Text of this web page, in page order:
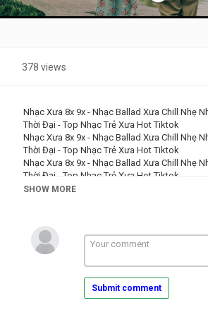
378 views
Nhạc Xưa 8x 9x - Nhạc Ballad Xưa Chill Nhẹ
Thời Đại - Top Nhạc Trẻ Xưa Hot Tiktok
Nhạc Xưa 8x 9x - Nhạc Ballad Xưa Chill Nhẹ
Thời Đại - Top Nhạc Trẻ Xưa Hot Tiktok
Nhạc Xưa 8x 9x - Nhạc Ballad Xưa Chill Nhẹ
Thời Đại - Top Nhạc Trẻ Xưa Hot Tiktok
♪ Hà Nội Chill là kênh nhạc trẻ ballad mix lofi
mang hình ảnh của hà Nội đến các bạn -
hội tới với Hà Nội cũng có thể ngắm và hiểu
lãng mạn của thành phố mơ mộng này. Mình
Hà Nội rất thơ, rất tình trên nền nhạc chill. Hi
video của mình sẽ được mọi người đón nhận
SHOW MORE
Submit comment